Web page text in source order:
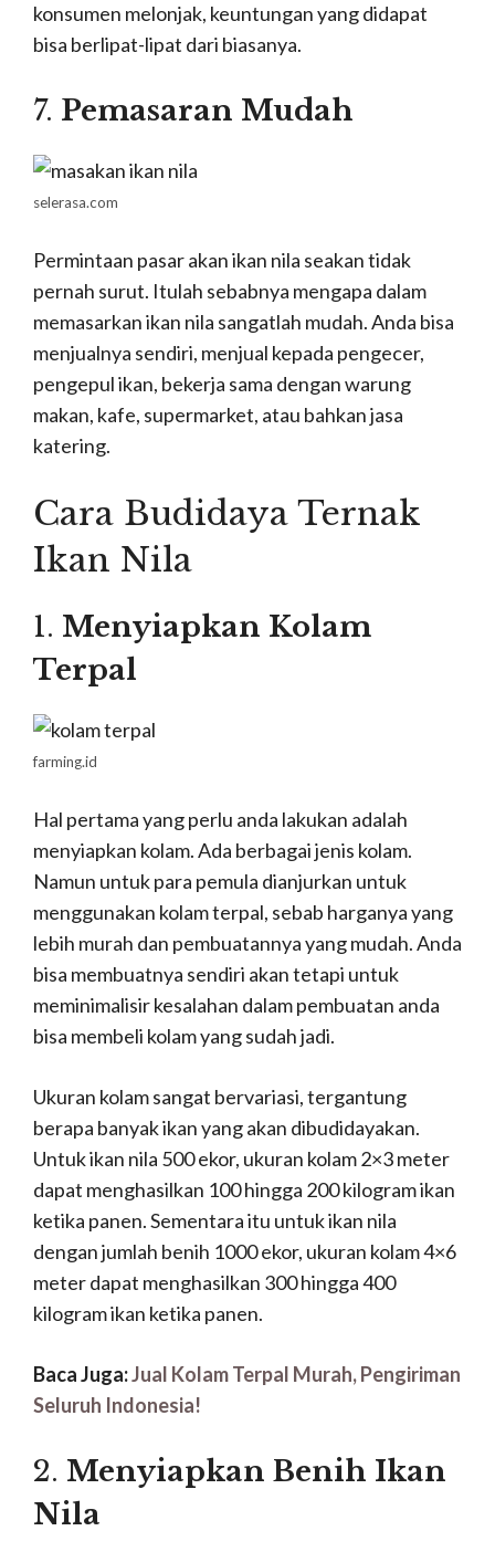
konsumen melonjak, keuntungan yang didapat
bisa berlipat-lipat dari biasanya.
7. Pemasaran Mudah
selerasa.com
Permintaan pasar akan ikan nila seakan tidak
pernah surut. Itulah sebabnya mengapa dalam
memasarkan ikan nila sangatlah mudah. Anda bisa
menjualnya sendiri, menjual kepada pengecer,
pengepul ikan, bekerja sama dengan warung
makan, kafe, supermarket, atau bahkan jasa
katering.
Cara Budidaya Ternak
Ikan Nila
1. Menyiapkan Kolam
Terpal
farming.id
Hal pertama yang perlu anda lakukan adalah
menyiapkan kolam. Ada berbagai jenis kolam.
Namun untuk para pemula dianjurkan untuk
menggunakan kolam terpal, sebab harganya yang
lebih murah dan pembuatannya yang mudah. Anda
bisa membuatnya sendiri akan tetapi untuk
meminimalisir kesalahan dalam pembuatan anda
bisa membeli kolam yang sudah jadi.
Ukuran kolam sangat bervariasi, tergantung
berapa banyak ikan yang akan dibudidayakan.
Untuk ikan nila 500 ekor, ukuran kolam 2×3 meter
dapat menghasilkan 100 hingga 200 kilogram ikan
ketika panen. Sementara itu untuk ikan nila
dengan jumlah benih 1000 ekor, ukuran kolam 4×6
meter dapat menghasilkan 300 hingga 400
kilogram ikan ketika panen.
Baca Juga:Jual Kolam Terpal Murah, Pengiriman
Seluruh Indonesia!
2. Menyiapkan Benih Ikan
Nila